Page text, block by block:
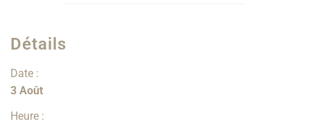
Détails
Date :
3 Août
Heure :